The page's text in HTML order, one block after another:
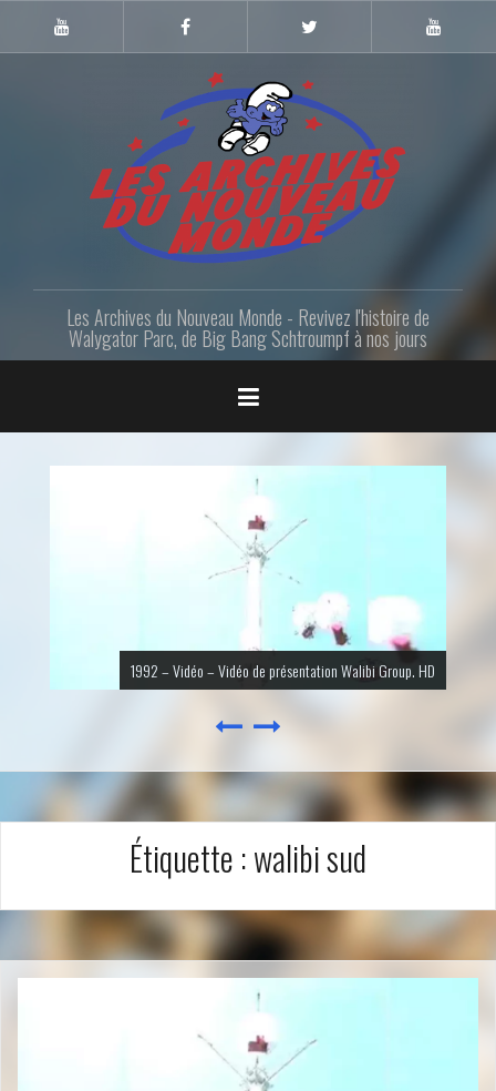
content
Youtube
Gazette
Facebook
Youtube
LANM
Les Archives du Nouveau Monde - Revivez l'histoire de
Walygator Parc, de Big Bang Schtroumpf à nos jours
1992 – Vidéo – Vidéo de présentation Walibi Group. HD
Étiquette :walibi sud